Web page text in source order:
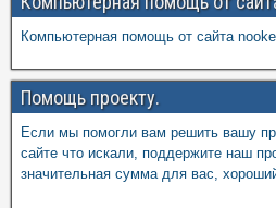
Компьютерная помощь от сайта
Помощь проекту.
Если мы помогли вам решить вашу
сайте что искали, поддержите наш
значительная сумма для вас,